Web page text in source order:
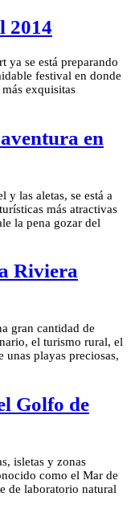
2014
ya se está preparando
festival en donde
exquisitas
en
y las aletas, se está a
más atractivas
la pena gozar del
Riviera
gran cantidad de
el turismo rural, el
unas playas preciosas,
Golfo de
isletas y zonas
como el Mar de
de laboratorio natural